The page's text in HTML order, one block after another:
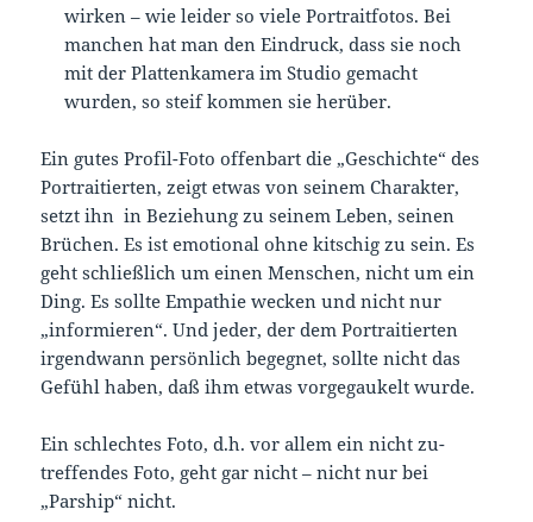
wirken – wie leider so viele Portraitfotos. Bei
manchen hat man den Eindruck, dass sie noch
mit der Plattenkamera im Studio gemacht
wurden, so steif kommen sie herüber.
Ein gutes Profil-Foto offenbart die „Geschichte“ des
Portraitierten, zeigt etwas von seinem Charakter,
setzt ihn in Beziehung zu seinem Leben, seinen
Brüchen. Es ist emotional ohne kitschig zu sein. Es
geht schließlich um einen Menschen, nicht um ein
Ding. Es sollte Empathie wecken und nicht nur
„informieren“. Und jeder, der dem Portraitierten
irgendwann persönlich begegnet, sollte nicht das
Gefühl haben, daß ihm etwas vorgegaukelt wurde.
Ein schlechtes Foto, d.h. vor allem ein nicht zu-
treffendes Foto, geht gar nicht – nicht nur bei
„Parship“ nicht.